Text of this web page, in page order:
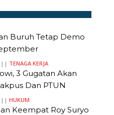
Buruh Tetap Demo
|| TENAGA KERJA
3 Gugatan Akan
Dan PTUN
|| HUKUM
Keempat Roy Suryo